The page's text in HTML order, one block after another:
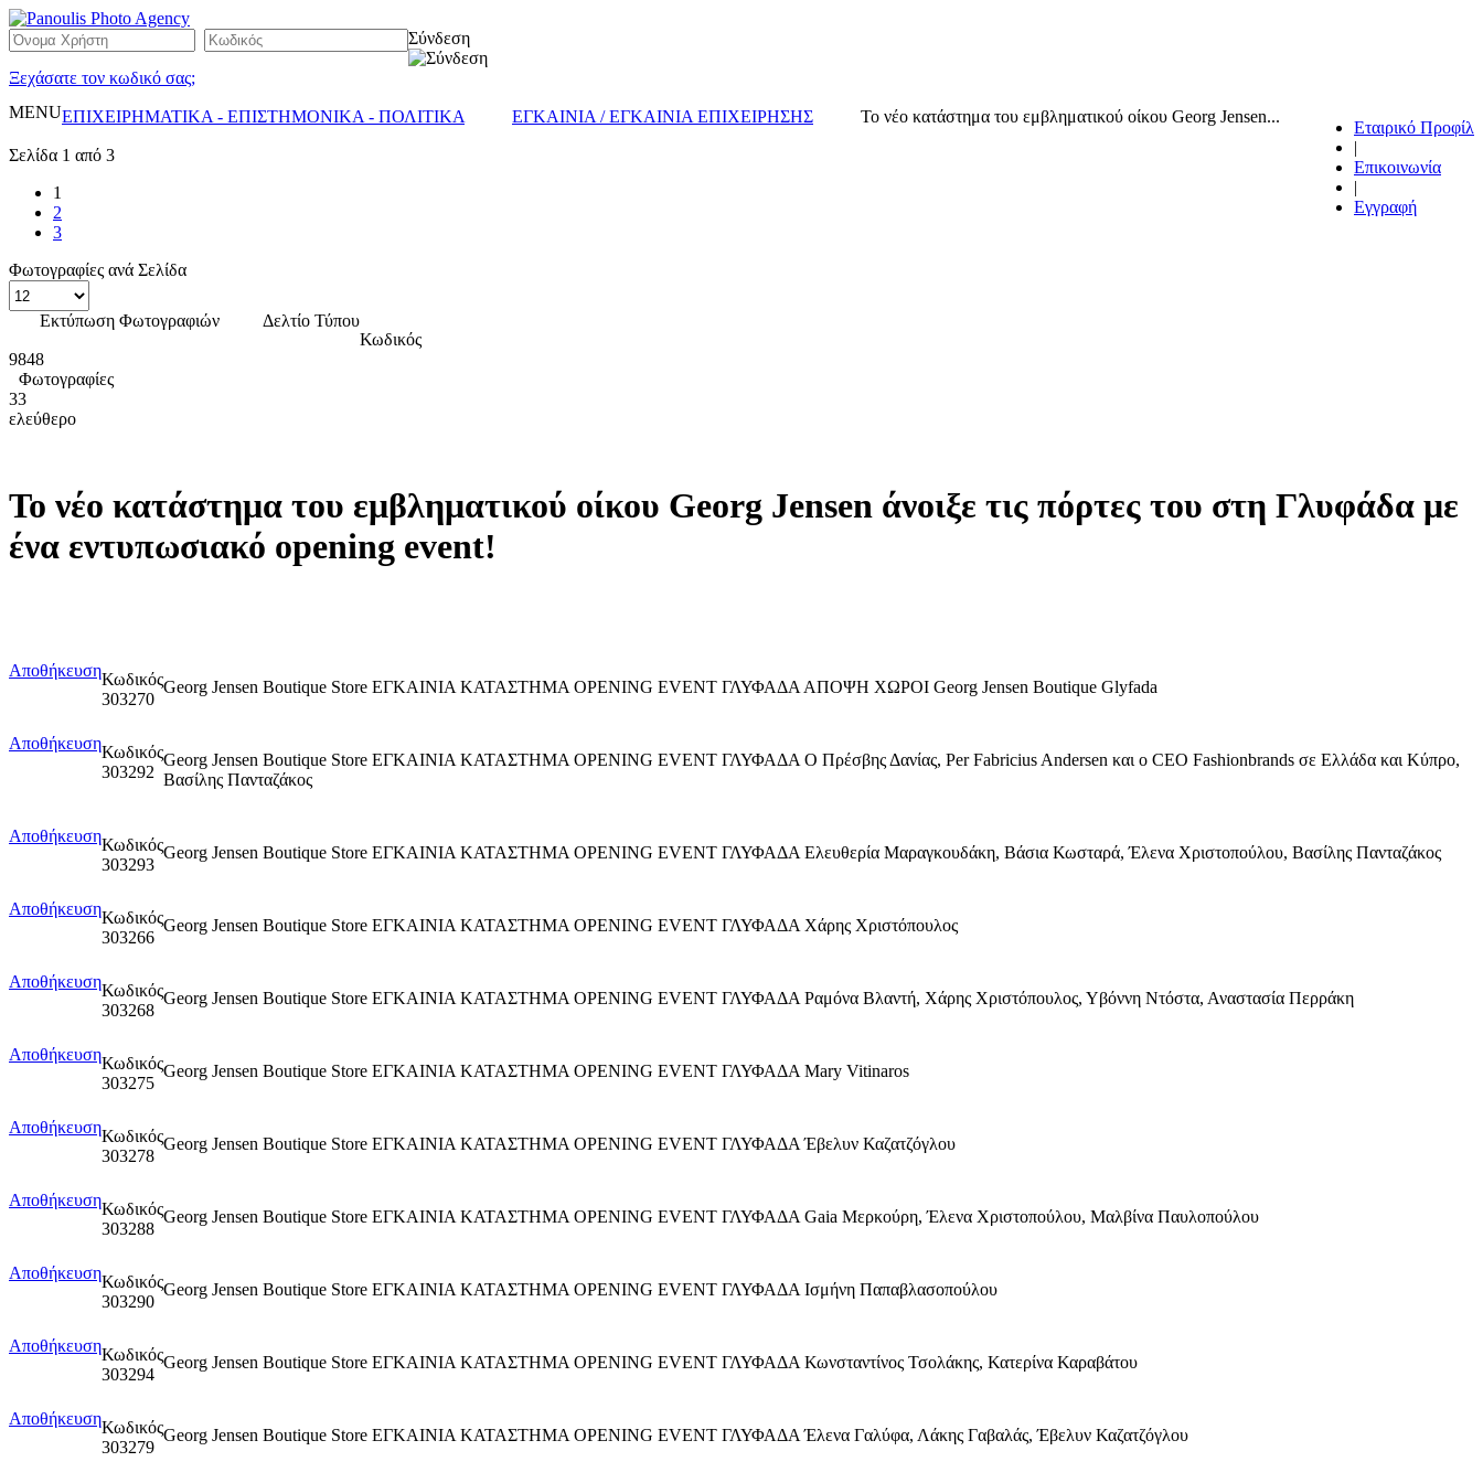
Σύνδεση
Ξεχάσατε τον κωδικό σας;
MENU
Εταιρικό Προφίλ
|
Επικοινωνία
|
Εγγραφή
ΕΠΙΧΕΙΡΗΜΑΤΙΚΑ - ΕΠΙΣΤΗΜΟΝΙΚΑ - ΠΟΛΙΤΙΚΑ ΕΓΚΑΙΝΙΑ / ΕΓΚΑΙΝΙΑ ΕΠΙΧΕΙΡΗΣΗΣ Το νέο κατάστημα του εμβληματικού οίκου Georg Jensen...
Σελίδα 1 από 3
1
2
3
Φωτογραφίες ανά Σελίδα
Εκτύπωση Φωτογραφιών
Δελτίο Τύπου
Κωδικός
9848
Φωτογραφίες
33
ελεύθερο
Το νέο κατάστημα του εμβληματικού οίκου Georg Jensen άνοιξε τις πόρτες του στη Γλυφάδα με
ένα εντυπωσιακό opening event!
ΑποθήκευσηΚωδικός
303270
Georg Jensen Boutique Store ΕΓΚΑΙΝΙΑ ΚΑΤΑΣΤΗΜΑ OPENING EVENT ΓΛΥΦΑΔΑ ΑΠΟΨΗ ΧΩΡΟΙ Georg Jensen Boutique Glyfada
ΑποθήκευσηΚωδικός
303292
Georg Jensen Boutique Store ΕΓΚΑΙΝΙΑ ΚΑΤΑΣΤΗΜΑ OPENING EVENT ΓΛΥΦΑΔΑ Ο Πρέσβης Δανίας, Per Fabricius Andersen και ο CEO Fashionbrands σε Ελλάδα και Κύπρο,
Βασίλης Πανταζάκος
ΑποθήκευσηΚωδικός
303293
Georg Jensen Boutique Store ΕΓΚΑΙΝΙΑ ΚΑΤΑΣΤΗΜΑ OPENING EVENT ΓΛΥΦΑΔΑ Ελευθερία Μαραγκουδάκη, Βάσια Κωσταρά, Έλενα Χριστοπούλου, Βασίλης Πανταζάκος
ΑποθήκευσηΚωδικός
303266
Georg Jensen Boutique Store ΕΓΚΑΙΝΙΑ ΚΑΤΑΣΤΗΜΑ OPENING EVENT ΓΛΥΦΑΔΑ Χάρης Χριστόπουλος
ΑποθήκευσηΚωδικός
303268
Georg Jensen Boutique Store ΕΓΚΑΙΝΙΑ ΚΑΤΑΣΤΗΜΑ OPENING EVENT ΓΛΥΦΑΔΑ Ραμόνα Βλαντή, Χάρης Χριστόπουλος, Υβόννη Ντόστα, Αναστασία Περράκη
ΑποθήκευσηΚωδικός
303275
Georg Jensen Boutique Store ΕΓΚΑΙΝΙΑ ΚΑΤΑΣΤΗΜΑ OPENING EVENT ΓΛΥΦΑΔΑ Mary Vitinaros
ΑποθήκευσηΚωδικός
303278
Georg Jensen Boutique Store ΕΓΚΑΙΝΙΑ ΚΑΤΑΣΤΗΜΑ OPENING EVENT ΓΛΥΦΑΔΑ Έβελυν Καζατζόγλου
ΑποθήκευσηΚωδικός
303288
Georg Jensen Boutique Store ΕΓΚΑΙΝΙΑ ΚΑΤΑΣΤΗΜΑ OPENING EVENT ΓΛΥΦΑΔΑ Gaia Μερκούρη, Έλενα Χριστοπούλου, Μαλβίνα Παυλοπούλου
ΑποθήκευσηΚωδικός
303290
Georg Jensen Boutique Store ΕΓΚΑΙΝΙΑ ΚΑΤΑΣΤΗΜΑ OPENING EVENT ΓΛΥΦΑΔΑ Ισμήνη Παπαβλασοπούλου
ΑποθήκευσηΚωδικός
303294
Georg Jensen Boutique Store ΕΓΚΑΙΝΙΑ ΚΑΤΑΣΤΗΜΑ OPENING EVENT ΓΛΥΦΑΔΑ Κωνσταντίνος Τσολάκης, Κατερίνα Καραβάτου
ΑποθήκευσηΚωδικός
303279
Georg Jensen Boutique Store ΕΓΚΑΙΝΙΑ ΚΑΤΑΣΤΗΜΑ OPENING EVENT ΓΛΥΦΑΔΑ Έλενα Γαλύφα, Λάκης Γαβαλάς, Έβελυν Καζατζόγλου